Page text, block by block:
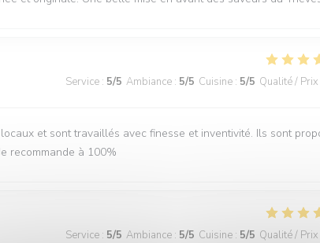
Service : 5/5 Ambiance : 5/5 Cuisine : 5/5 Qualité / Prix
et sont travaillés avec finesse et inventivité. Ils sont
recommande à 100%
Service : 5/5 Ambiance : 5/5 Cuisine : 5/5 Qualité / Prix